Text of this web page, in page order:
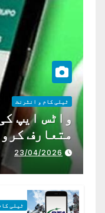
ٹیلی کام و انٹرنٹ
واٹس ایپ
متعارف
23/04/2026
ٹیلی